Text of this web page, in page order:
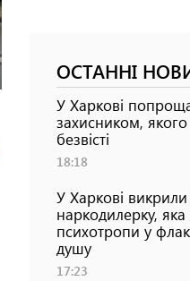
ОСТАННІ
У Харкові
захисником,
безвісті
18:18
У Харкові
наркодилерку,
психотропи у
душу
17:23